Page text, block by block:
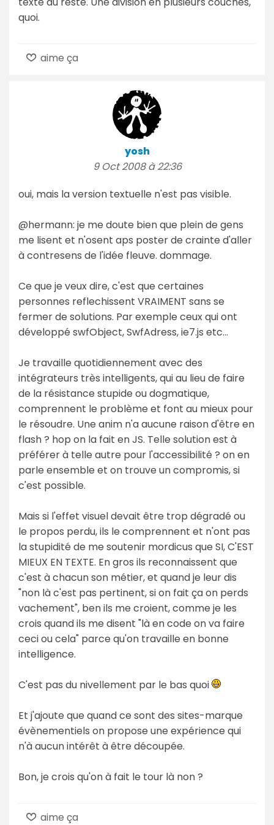
quoi.
aime ça
yosh
9 Oct 2008 à 22:36
oui, mais la version textuelle n'est pas visible.
@hermann: je me doute bien que plein de gens
me lisent et n'osent aps poster de crainte d'aller
à contresens de l'idée fleuve. dommage.
Ce que je veux dire, c'est que certaines
personnes reflechissent VRAIMENT sans se
fermer de solutions. Par exemple ceux qui ont
développé swfObject, SwfAdress, ie7.js etc...
Je travaille quotidiennement avec des
intégrateurs très intelligents, qui au lieu de faire
de la résistance stupide ou dogmatique,
comprennent le problème et font au mieux pour
le résoudre. Une anim n'a aucune raison d'être en
flash ? hop on la fait en JS. Telle solution est à
préférer à telle autre pour l'accessibilité ? on en
parle ensemble et on trouve un compromis, si
c'est possible.
Mais si l'effet visuel devait être trop dégradé ou
le propos perdu, ils le comprennent et n'ont pas
la stupidité de me soutenir mordicus que SI, C'EST
MIEUX EN TEXTE. En gros ils reconnaissent que
c'est à chacun son métier, et quand je leur dis
"non là c'est pas pertinent, si on fait ça on perds
vachement", ben ils me croient, comme je les
crois quand ils me disent "là en code on va faire
ceci ou cela" parce qu'on travaille en bonne
intelligence.
C'est pas du nivellement par le bas quoi
Et j'ajoute que quand ce sont des sites-marque
évènementiels on propose une expérience qui
n'à aucun intérêt à être découpée.
Bon, je crois qu'on à fait le tour là non ?
aime ça